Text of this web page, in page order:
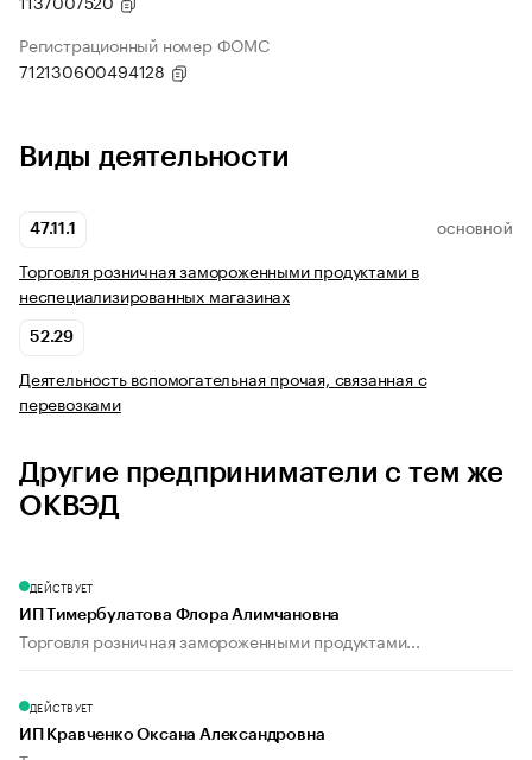
Регистрационный номер ФОМС
712130600494128
Виды деятельности
47.11.1 ОСНОВНОЙ
Торговля розничная замороженными продуктами в
неспециализированных магазинах
52.29
Деятельность вспомогательная прочая, связанная с
перевозками
Другие предприниматели с тем же
ОКВЭД
ДЕЙСТВУЕТ
ИП Тимербулатова Флора Алимчановна
Торговля розничная замороженными продуктами...
ДЕЙСТВУЕТ
ИП Кравченко Оксана Александровна